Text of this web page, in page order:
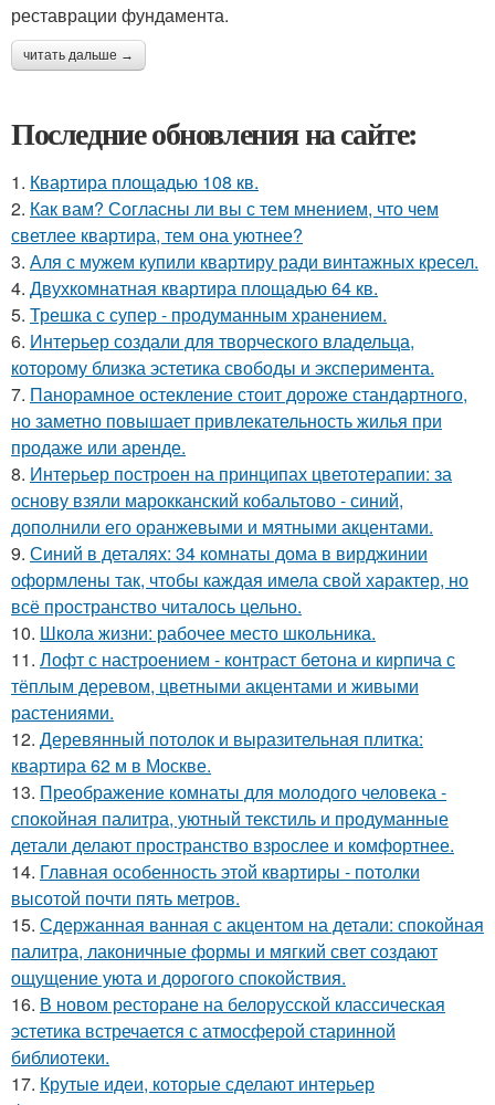
реставрации фундамента.
читать дальше →
Последние обновления на сайте:
1. Квартира площадью 108 кв.
2. Как вам? Согласны ли вы с тем мнением, что чем
светлее квартира, тем она уютнее?
3. Аля с мужем купили квартиру ради винтажных кресел.
4. Двухкомнатная квартира площадью 64 кв.
5. Трешка с супер - продуманным хранением.
6. Интерьер создали для творческого владельца,
которому близка эстетика свободы и эксперимента.
7. Панорамное остекление стоит дороже стандартного,
но заметно повышает привлекательность жилья при
продаже или аренде.
8. Интерьер построен на принципах цветотерапии: за
основу взяли марокканский кобальтово - синий,
дополнили его оранжевыми и мятными акцентами.
9. Синий в деталях: 34 комнаты дома в вирджинии
оформлены так, чтобы каждая имела свой характер, но
всё пространство читалось цельно.
10. Школа жизни: рабочее место школьника.
11. Лофт с настроением - контраст бетона и кирпича с
тёплым деревом, цветными акцентами и живыми
растениями.
12. Деревянный потолок и выразительная плитка:
квартира 62 м в Москве.
13. Преображение комнаты для молодого человека -
спокойная палитра, уютный текстиль и продуманные
детали делают пространство взрослее и комфортнее.
14. Главная особенность этой квартиры - потолки
высотой почти пять метров.
15. Сдержанная ванная с акцентом на детали: спокойная
палитра, лаконичные формы и мягкий свет создают
ощущение уюта и дорогого спокойствия.
16. В новом ресторане на белорусской классическая
эстетика встречается с атмосферой старинной
библиотеки.
17. Крутые идеи, которые сделают интерьер